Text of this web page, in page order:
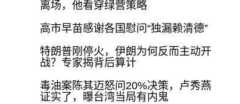
离场，他看穿绿营策略
高市早苗感谢各国慰问“独漏赖清德”
特朗普刚停火，伊朗为何反而主动开
战？专家揭背后算计
毒油案陈其迈怒问20%决策，卢秀燕
证实了，曝台湾当局有内鬼